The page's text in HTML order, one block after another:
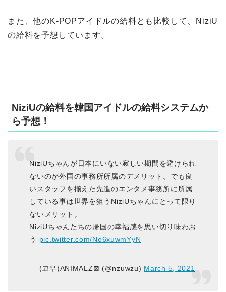
また、他のK-POPアイドルの給料とも比較して、NiziU
の給料を予想しています。
NiziUの給料を韓国アイドルの給料システムか
ら予想！
NiziUちゃんが日本にいない寂しい期間を避けられ
ないのが外国の事務所所属のデメリット。でも良
いスタッフを揃えた先進のエンタメ事務所に所属
している事は世界を狙うNiziUちゃんにとって限り
ないメリット。
NiziUちゃんたちの帰国の幸福感を思い切り味わお
う pic.twitter.com/No6xuwmYyN
— (고우)ANIMALZ⊠ (@nzuwzu) March 5, 2021